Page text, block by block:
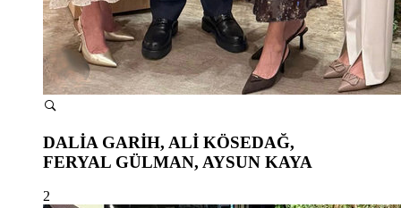
DALİA GARİH, ALİ KÖSEDAĞ,
FERYAL GÜLMAN, AYSUN KAYA
2